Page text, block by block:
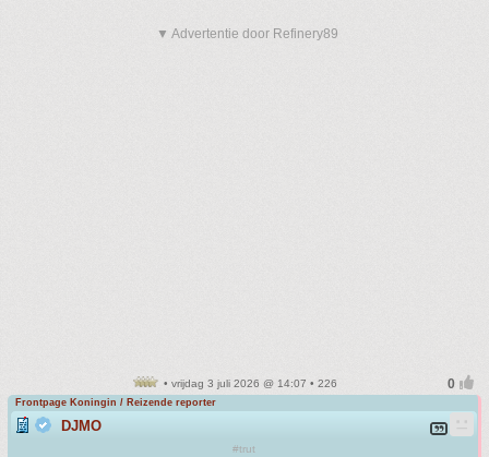
▼ Advertentie door Refinery89
• vrijdag 3 juli 2026 @ 14:07 • 226
Frontpage Koningin / Reizende reporter
DJMO
#trut